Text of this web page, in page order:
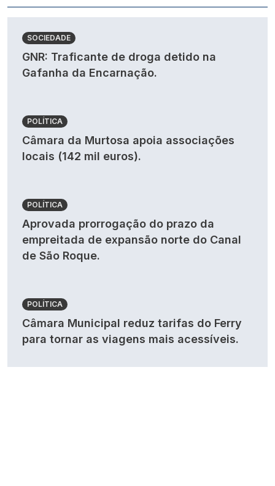
SOCIEDADE
GNR: Traficante de droga detido na
Gafanha da Encarnação.
POLÍTICA
Câmara da Murtosa apoia associações
locais (142 mil euros).
POLÍTICA
Aprovada prorrogação do prazo da
empreitada de expansão norte do Canal
de São Roque.
POLÍTICA
Câmara Municipal reduz tarifas do Ferry
para tornar as viagens mais acessíveis.